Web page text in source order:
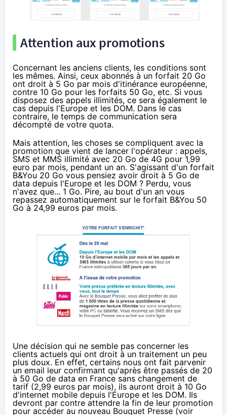
Attention aux promotions
Concernant les anciens clients, les conditions sont
les mêmes. Ainsi, ceux abonnés à un forfait 20 Go
ont droit à 5 Go par mois d'itinérance européenne,
contre 10 Go pour les forfaits 50 Go, etc. Si vous
disposez des appels illimités, ce sera également le
cas depuis l'Europe et les DOM. Dans le cas
contraire, le temps de communication sera
décompté de votre quota.
Mais attention, les choses se compliquent avec la
promotion que vient de lancer l'opérateur : appels,
SMS et MMS illimité avec 20 Go de 4G pour 1,99
euro par mois, pendant un an. S'agissant d'un forfait
B&You 20 Go vous pensiez avoir droit à 5 Go de
data depuis l'Europe et les DOM ? Perdu, vous
n'avez que... 1 Go. Pire, au bout d'un an vous
repassez automatiquement sur le forfait B&You 50
Go à 24,99 euros par mois.
Une décision qui ne semble pas concerner les
clients actuels qui ont droit à un traitement un peu
plus doux. En effet, certains nous ont fait parvenir
un email leur confirmant qu'après être passés de 20
à 50 Go de data en France sans changement de
tarif (2,99 euros par mois), ils auront droit à 10 Go
d'internet mobile depuis l'Europe et les DOM. Ils
devront par contre attendre la fin de leur promotion
pour accéder au nouveau Bouquet Presse (voir